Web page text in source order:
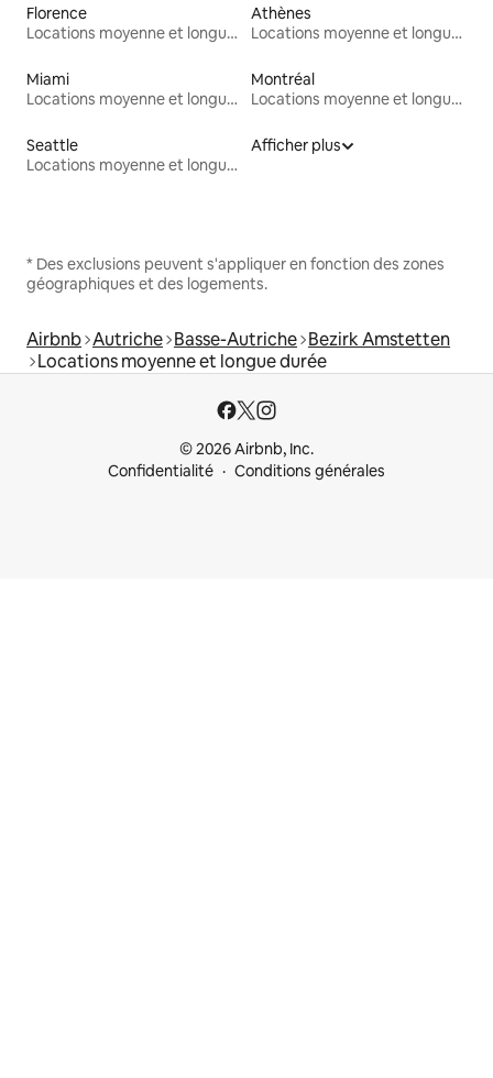
Florence
Locations moyenne et longue durée
Athènes
Locations moyenne et longue durée
Miami
Locations moyenne et longue durée
Montréal
Locations moyenne et longue durée
Seattle
Locations moyenne et longue durée
Afficher plus
* Des exclusions peuvent s'appliquer en fonction des zones
géographiques et des logements.
Airbnb Autriche Basse-Autriche Bezirk Amstetten
Locations moyenne et longue durée
© 2026 Airbnb, Inc.
Confidentialité
Conditions générales